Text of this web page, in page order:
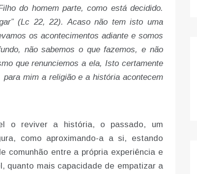
do homem parte, como está decidido.
(Lc 22, 22). Acaso não tem isto uma
os acontecimentos adiante e somos
não sabemos o que fazemos, e não
que renunciemos a ela, Isto certamente
mim a religião e a história acontecem
o reviver a história, o passado, um
como aproximando-a a si, estando
comunhão entre a própria experiência e
quanto mais capacidade de empatizar a